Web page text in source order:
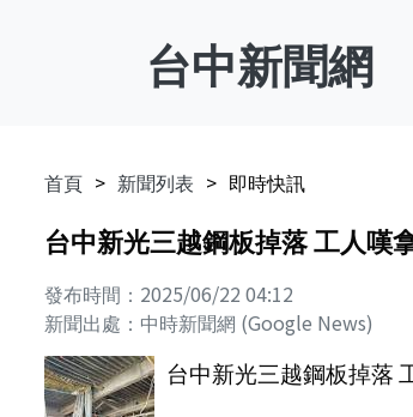
台中新聞網
首頁 新聞列表 即時快訊
台中新光三越鋼板掉落 工人嘆
發布時間：2025/06/22 04:12
新聞出處：中時新聞網 (Google News)
台中新光三越鋼板掉落